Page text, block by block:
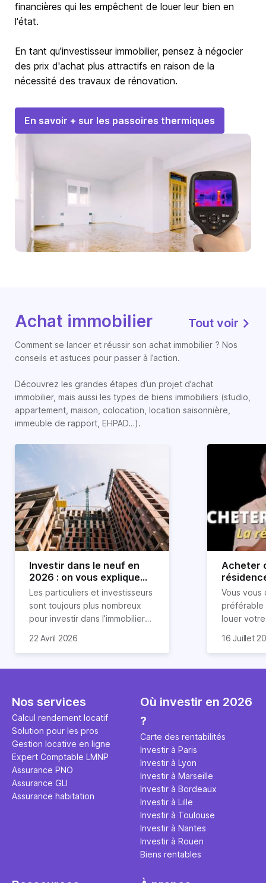
financières qui les empêchent de louer leur bien en
l'état.
En tant qu’investisseur immobilier, pensez à négocier
des prix d'achat plus attractifs en raison de la
nécessité des travaux de rénovation.
En savoir + sur les passoires thermiques
Achat immobilier Tout voir
Comment se lancer et réussir son achat immobilier ? Nos
conseils et astuces pour passer à l’action.
Découvrez les grandes étapes d’un projet d’achat
immobilier, mais aussi les types de biens immobiliers (studio,
appartement, maison, colocation, location saisonnière,
immeuble de rapport, EHPAD…).
Investir dans le neuf en
2026 : on vous explique
tout !
Les particuliers et investisseurs
sont toujours plus nombreux
pour investir dans l’immobilier
nombreux avantages à choisir
expliquons tout dans cet
22 Avril 2026
Acheter
règle
révélée
Vous vous
préférable
louer
expert en
règle
ce secret
l'argent
principale
études et
16 Juillet
Nos services
Calcul rendement locatif
Solution pour les pros
Gestion locative en ligne
Expert Comptable LMNP
Assurance PNO
Assurance GLI
Assurance habitation
Où investir en 2026
?
Carte des rentabilités
Investir à Paris
Investir à Lyon
Investir à Marseille
Investir à Bordeaux
Investir à Lille
Investir à Toulouse
Investir à Nantes
Investir à Rouen
Biens rentables